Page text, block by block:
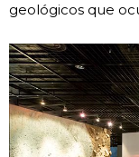
geológicos que